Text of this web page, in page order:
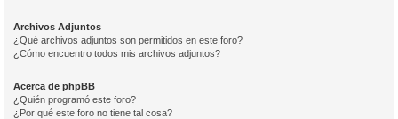
Archivos Adjuntos
¿Qué archivos adjuntos son permitidos en este foro?
¿Cómo encuentro todos mis archivos adjuntos?
Acerca de phpBB
¿Quién programó este foro?
¿Por qué este foro no tiene tal cosa?